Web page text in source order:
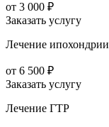
от 3 000 ₽
Заказать услугу
Лечение ипохондрии
от 6 500 ₽
Заказать услугу
Лечение ГТР